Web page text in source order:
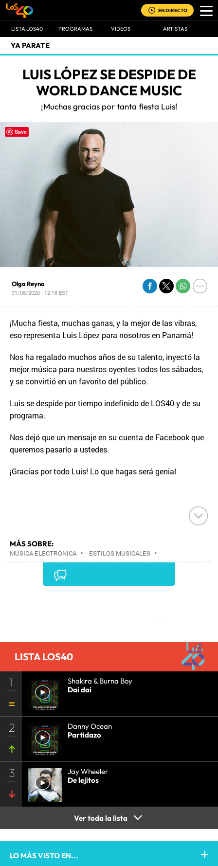
EN DIRECTO
LISTA LOS40 PROGRAMAS VIDEOS ARTISTAS
YA PARATE
LUIS LÓPEZ SE DESPIDE DE
WORLD DANCE MUSIC
¡Muchas gracias por tanta fiesta Luis!
Olga Reyna
31/08/2020 - 12:18 EST
¡Mucha fiesta, muchas ganas, y la mejor de las vibras,
eso representa Luis López para nosotros en Panamá!
Nos ha regalado muchos años de su talento, inyectó la
mejor música para nuestros oyentes todos los sábados,
y se convirtió en un favorito del público.
Luis se despide por tiempo indefinido de LOS40 y de su
programa.
Nos dejó que un mensaje en su cuenta de Facebook que
queremos pasarlo a ustedes.
¡Gracias por todo Luis! Lo que hagas será genial
MÁS SOBRE:
MÚSICA ELECTRÓNICA • ESTILOS MUSICALES •
•
LISTA LOS40
1
Shakira & Burna Boy
Dai dai
2
Danny Ocean
Partidazo
3
Jay Wheeler
De lejitos
Ver toda la lista
LO MÁS VISTO EN...
Save